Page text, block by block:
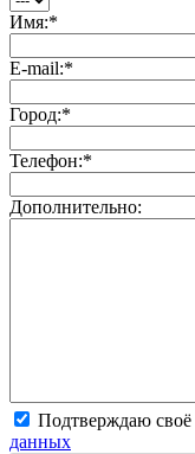
Имя:*
E-mail:*
Город:*
Телефон:*
Дополнительно:
Подтверждаю своё
данных